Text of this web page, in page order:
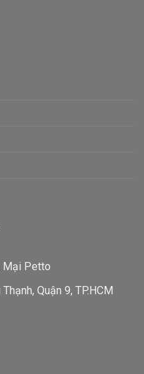
Mại Petto
Quận 9, TP.HCM